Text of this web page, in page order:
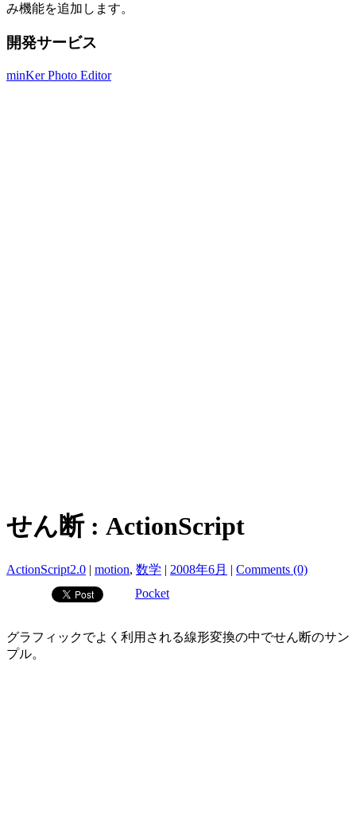
み機能を追加します。
開発サービス
minKer Photo Editor
せん断 : ActionScript
ActionScript2.0 | motion, 数学 | 2008年6月 | Comments (0)
Pocket
グラフィックでよく利用される線形変換の中でせん断のサン
プル。